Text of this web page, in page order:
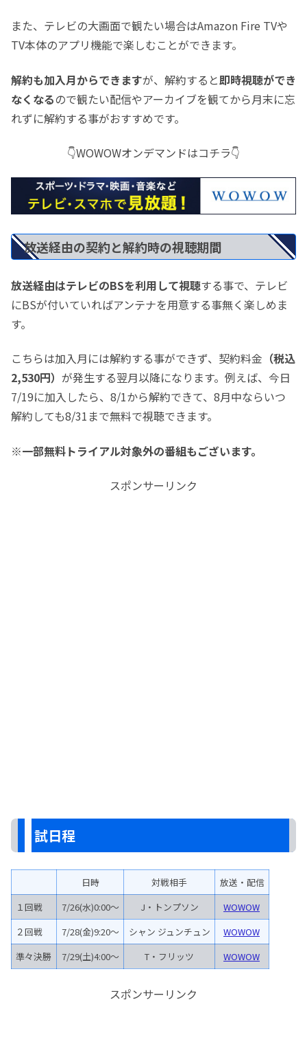
また、テレビの大画面で観たい場合はAmazon Fire TVや
TV本体のアプリ機能で楽しむことができます。
解約も加入月からできますが、解約すると即時視聴ができ
なくなるので観たい配信やアーカイブを観てから月末に忘
れずに解約する事がおすすめです。
👇WOWOWオンデマンドはコチラ👇
放送経由の契約と解約時の視聴期間
放送経由はテレビのBSを利用して視聴する事で、テレビ
にBSが付いていればアンテナを用意する事無く楽しめま
す。
こちらは加入月には解約する事ができず、契約料金 （税込
2,530円） が発生する翌月以降になります。例えば、今日
7/19に加入したら、8/1から解約できて、8月中ならいつ
解約しても8/31まで無料で視聴できます。
※一部無料トライアル対象外の番組もございます。
スポンサーリンク
試日程
日時 対戦相手
放送・配信
１回戦
7/26(水)0:00～ J・トンプソン
WOWOW
２回戦
7/28(金)9:20～ シャン ジュンチュン
WOWOW
準々決勝
7/29(土)4:00～ T・フリッツ WOWOW
スポンサーリンク